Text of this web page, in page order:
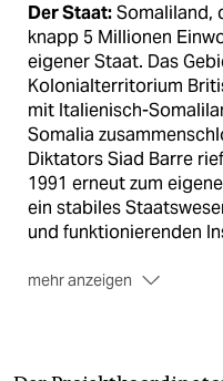
Der Staat:Somaliland,
knapp 5 Millionen
eigener Staat. Das
Kolonialterritorium
mit Italienisch-
Somalia
Diktators Siad Barre
1991 erneut zum
ein stabiles
und funktionierenden
mehr anzeigen